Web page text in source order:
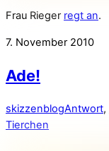
Frau Rieger regt an.
7. November 2010
Ade!
skizzenblogAntwort,
Tierchen